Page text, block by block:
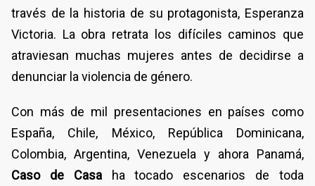
través de la historia de su protagonista, Esperanza
Victoria. La obra retrata los difíciles caminos que
atraviesan muchas mujeres antes de decidirse a
denunciar la violencia de género.
Con más de mil presentaciones en países como
España, Chile, México, República Dominicana,
Colombia, Argentina, Venezuela y ahora Panamá,
Caso de Casaha tocado escenarios de toda